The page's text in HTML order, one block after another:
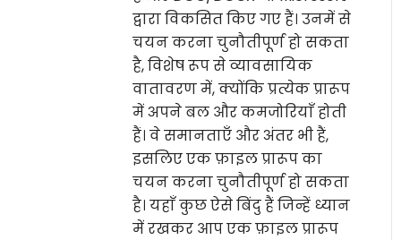
द्वारा विकसित किए गए हैं। उनमें से
चयन करना चुनौतीपूर्ण हो सकता
है, विशेष रूप से व्यावसायिक
वातावरण में, क्योंकि प्रत्येक प्रारूप
में अपने बल और कमजोरियाँ होती
हैं। वे समानताएँ और अंतर भी हैं,
इसलिए एक फ़ाइल प्रारूप का
चयन करना चुनौतीपूर्ण हो सकता
है। यहाँ कुछ ऐसे बिंदु हैं जिन्हें ध्यान
में रखकर आप एक फ़ाइल प्रारूप